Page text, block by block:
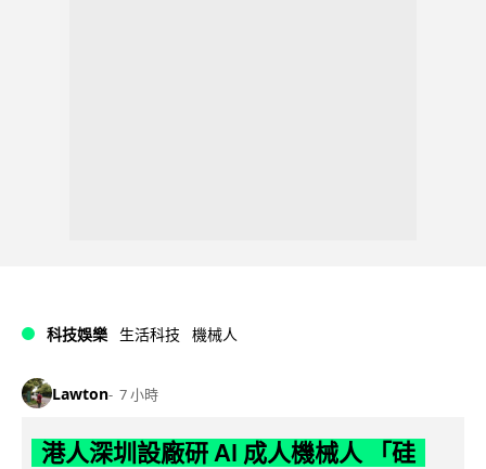
科技娛樂 生活科技 機械人
Lawton 7 小時
港人深圳設廠研 AI 成人機械人 「硅